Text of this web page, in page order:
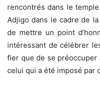
rencontrés dans le
Adjigo dans le cadre de
de mettre un point
intéressant de célébrer
fier que de se préoccuper
celui qui a été imposé par